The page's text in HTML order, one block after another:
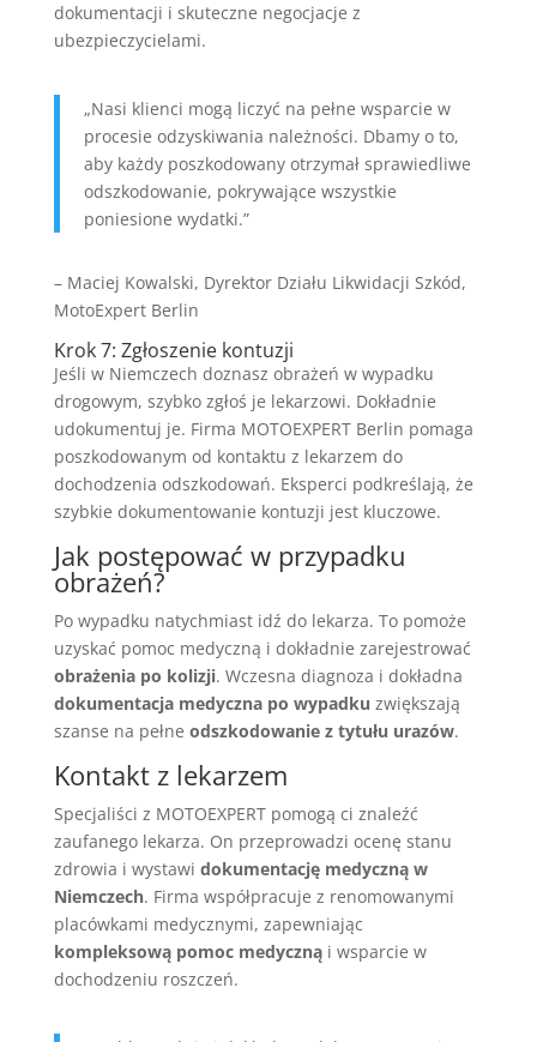
dokumentacji i skuteczne negocjacje z
ubezpieczycielami.
„Nasi klienci mogą liczyć na pełne wsparcie w
procesie odzyskiwania należności. Dbamy o to,
aby każdy poszkodowany otrzymał sprawiedliwe
odszkodowanie, pokrywające wszystkie
poniesione wydatki.”
– Maciej Kowalski, Dyrektor Działu Likwidacji Szkód,
MotoExpert Berlin
Krok 7: Zgłoszenie kontuzji
Jeśli w Niemczech doznasz obrażeń w wypadku
drogowym, szybko zgłoś je lekarzowi. Dokładnie
udokumentuj je. Firma MOTOEXPERT Berlin pomaga
poszkodowanym od kontaktu z lekarzem do
dochodzenia odszkodowań. Eksperci podkreślają, że
szybkie dokumentowanie kontuzji jest kluczowe.
Jak postępować w przypadku
obrażeń?
Po wypadku natychmiast idź do lekarza. To pomoże
uzyskać pomoc medyczną i dokładnie zarejestrować
obrażenia po kolizji. Wczesna diagnoza i dokładna
dokumentacja medyczna po wypadku zwiększają
szanse na pełne odszkodowanie z tytułu urazów.
Kontakt z lekarzem
Specjaliści z MOTOEXPERT pomogą ci znaleźć
zaufanego lekarza. On przeprowadzi ocenę stanu
zdrowia i wystawi dokumentację medyczną w
Niemczech. Firma współpracuje z renomowanymi
placówkami medycznymi, zapewniając
kompleksową pomoc medycznąi wsparcie w
dochodzeniu roszczeń.